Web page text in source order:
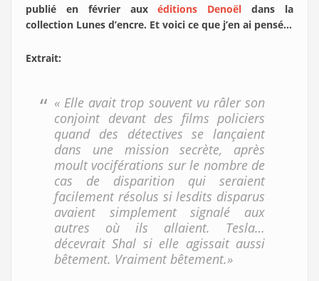
publié en février auxéditions Denoël dans la
collection Lunes d’encre. Et voici ce que j’en ai pensé…
Extrait:
« Elle avait trop souvent vu râler son
conjoint devant des films policiers
quand des détectives se lançaient
dans une mission secrète, après
moult vociférations sur le nombre de
cas de disparition qui seraient
facilement résolus si lesdits disparus
avaient simplement signalé aux
autres où ils allaient. Tesla…
décevrait Shal si elle agissait aussi
bêtement. Vraiment bêtement.»